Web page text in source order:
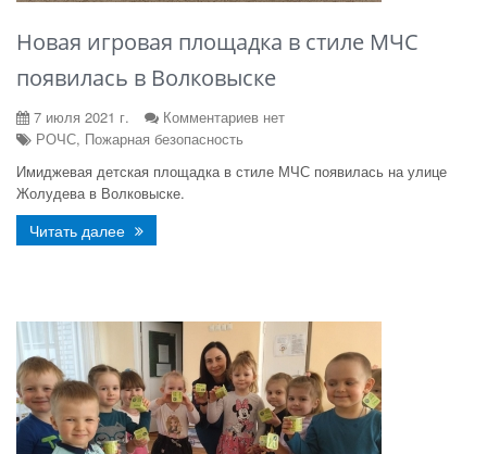
Новая игровая площадка в стиле МЧС
появилась в Волковыске
7 июля 2021 г.
Комментариев нет
РОЧС, Пожарная безопасность
Имиджевая детская площадка в стиле МЧС появилась на улице
Жолудева в Волковыске.
Читать далее